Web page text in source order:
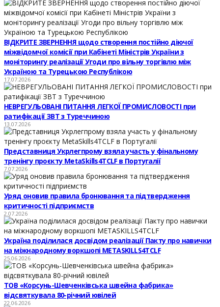
ВІДКРИТЕ ЗВЕРНЕННЯ щодо створення постійно діючої
міжвідомчої комісії при Кабінеті Міністрів України з
моніторингу реалізації Угоди про вільну торгівлю між
Україною та Турецькою Республікою
17.07.2026
НЕВРЕГУЛЬОВАНІ ПИТАННЯ ЛЕГКОЇ ПРОМИСЛОВОСТІ при
ратифікації ЗВТ з Туреччиною
13.07.2026
Представниця Укрлегпрому взяла участь у фінальному
тренінгу проєкту MetaSkills4TCLF в Португалії
7.07.2026
Уряд оновив правила бронювання та підтвердження
критичності підприємств
2.07.2026
Україна поділилася досвідом реалізації Пакту про навички
на міжнародному воркшопі METASKILLS4TCLF
25.06.2026
ТОВ «Корсунь-Шевченківська швейна фабрика»
відсвяткувала 80-річний ювілей
22.06.2026